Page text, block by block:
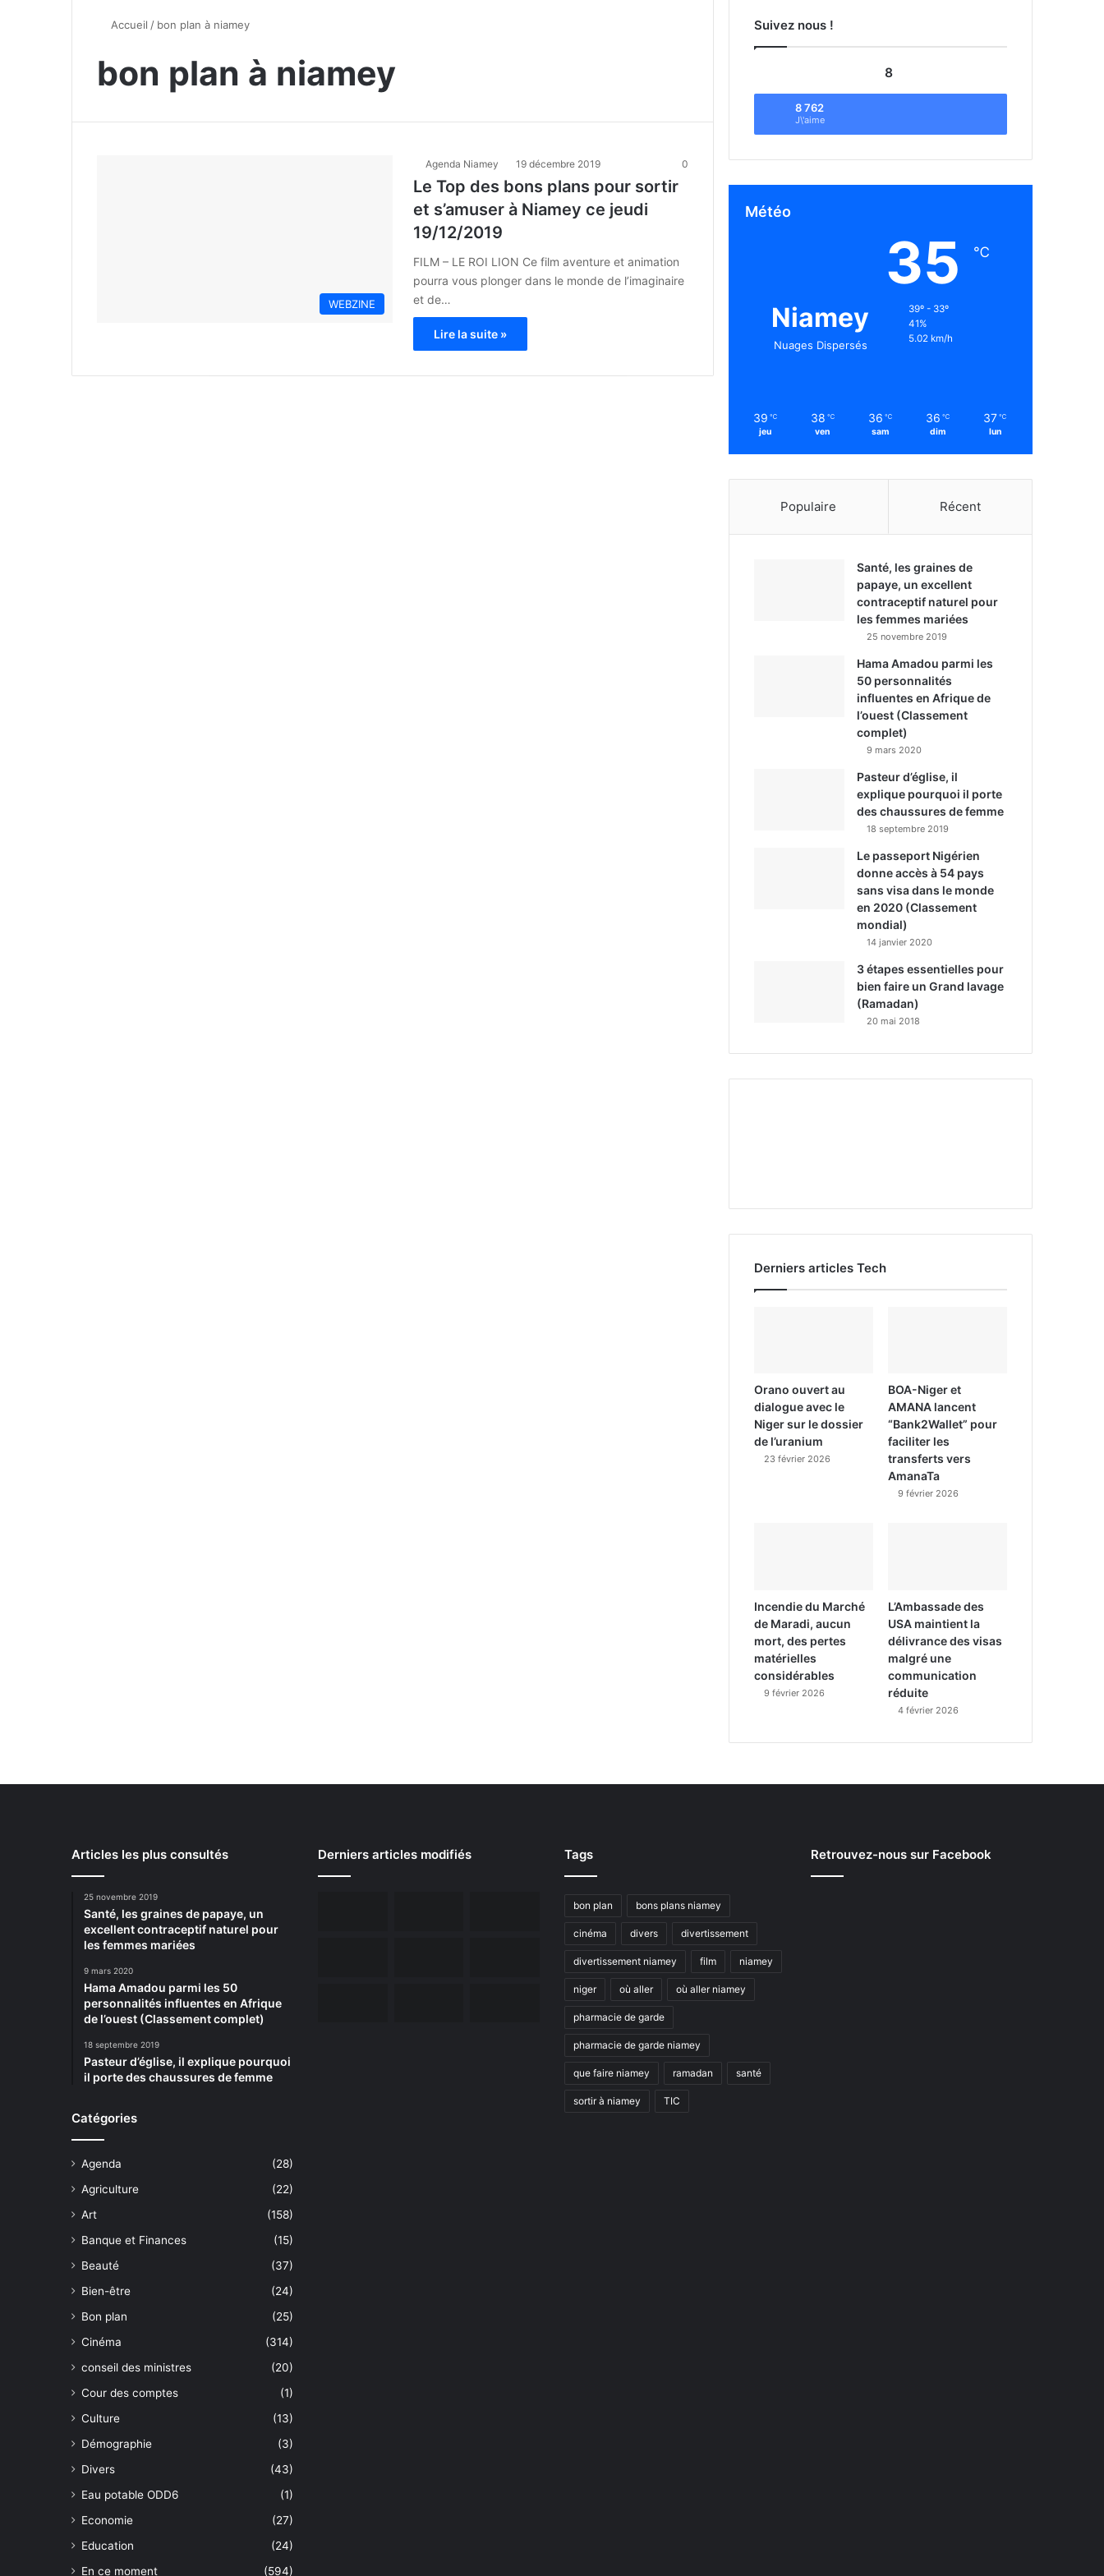
Accueil / bon plan à niamey
bon plan à niamey
WEBZINE
Agenda Niamey 19 décembre 2019 0
Le Top des bons plans pour sortir
et s’amuser à Niamey ce jeudi
19/12/2019
FILM – LE ROI LION Ce film aventure et animation
pourra vous plonger dans le monde de l’imaginaire
et de…
Lire la suite »
Suivez nous !
8
8 762
J\'aime
Météo
Niamey
Nuages Dispersés
35 ℃
39º - 33º
41%
5.02 km/h
39 ℃
jeu
38 ℃
ven
36 ℃
sam
36 ℃
dim
37 ℃
lun
Populaire Récent
Santé, les graines de
papaye, un excellent
contraceptif naturel pour
les femmes mariées
25 novembre 2019
Hama Amadou parmi les
50 personnalités
influentes en Afrique de
l’ouest (Classement
complet)
9 mars 2020
Pasteur d’église, il
explique pourquoi il porte
des chaussures de femme
18 septembre 2019
Le passeport Nigérien
donne accès à 54 pays
sans visa dans le monde
en 2020 (Classement
mondial)
14 janvier 2020
3 étapes essentielles pour
bien faire un Grand lavage
(Ramadan)
20 mai 2018
Derniers articles Tech
Orano ouvert au
dialogue avec le
Niger sur le dossier
de l’uranium
23 février 2026
BOA-Niger et
AMANA lancent
“Bank2Wallet” pour
faciliter les
transferts vers
AmanaTa
9 février 2026
Incendie du Marché
de Maradi, aucun
mort, des pertes
matérielles
considérables
9 février 2026
L’Ambassade des
USA maintient la
délivrance des visas
malgré une
communication
réduite
4 février 2026
Articles les plus consultés
25 novembre 2019
Santé, les graines de papaye, un
excellent contraceptif naturel pour
les femmes mariées
9 mars 2020
Hama Amadou parmi les 50
personnalités influentes en Afrique
de l’ouest (Classement complet)
18 septembre 2019
Pasteur d’église, il explique pourquoi
il porte des chaussures de femme
Catégories
Agenda
(28)
Agriculture
(22)
Art
(158)
Banque et Finances
(15)
Beauté
(37)
Bien-être
(24)
Bon plan
(25)
Cinéma
(314)
conseil des ministres
(20)
Cour des comptes
(1)
Culture
(13)
Démographie
(3)
Divers
(43)
Eau potable ODD6
(1)
Economie
(27)
Education
(24)
En ce moment
(594)
Derniers articles modifiés Tags
bon plan bons plans niamey
cinéma divers divertissement
divertissement niamey film niamey
niger où aller où aller niamey
pharmacie de garde
pharmacie de garde niamey
que faire niamey ramadan santé
sortir à niamey TIC
Retrouvez-nous sur Facebook